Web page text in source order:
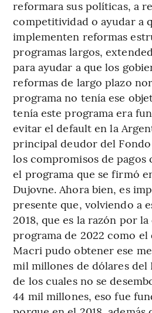
reformara sus políticas, a
competitividad o ayudar a
implementen reformas
programas largos,
para ayudar a que los
reformas de largo plazo
programa no tenía ese
tenía este programa era
evitar el default en la
principal deudor del
los compromisos de
el programa que se firmó
Dujovne. Ahora bien, es
presente que, volviendo a
2018, que es la razón por
programa de 2022 como el
Macri pudo obtener ese
mil millones de dólares
de los cuales no se
44 mil millones, eso fue